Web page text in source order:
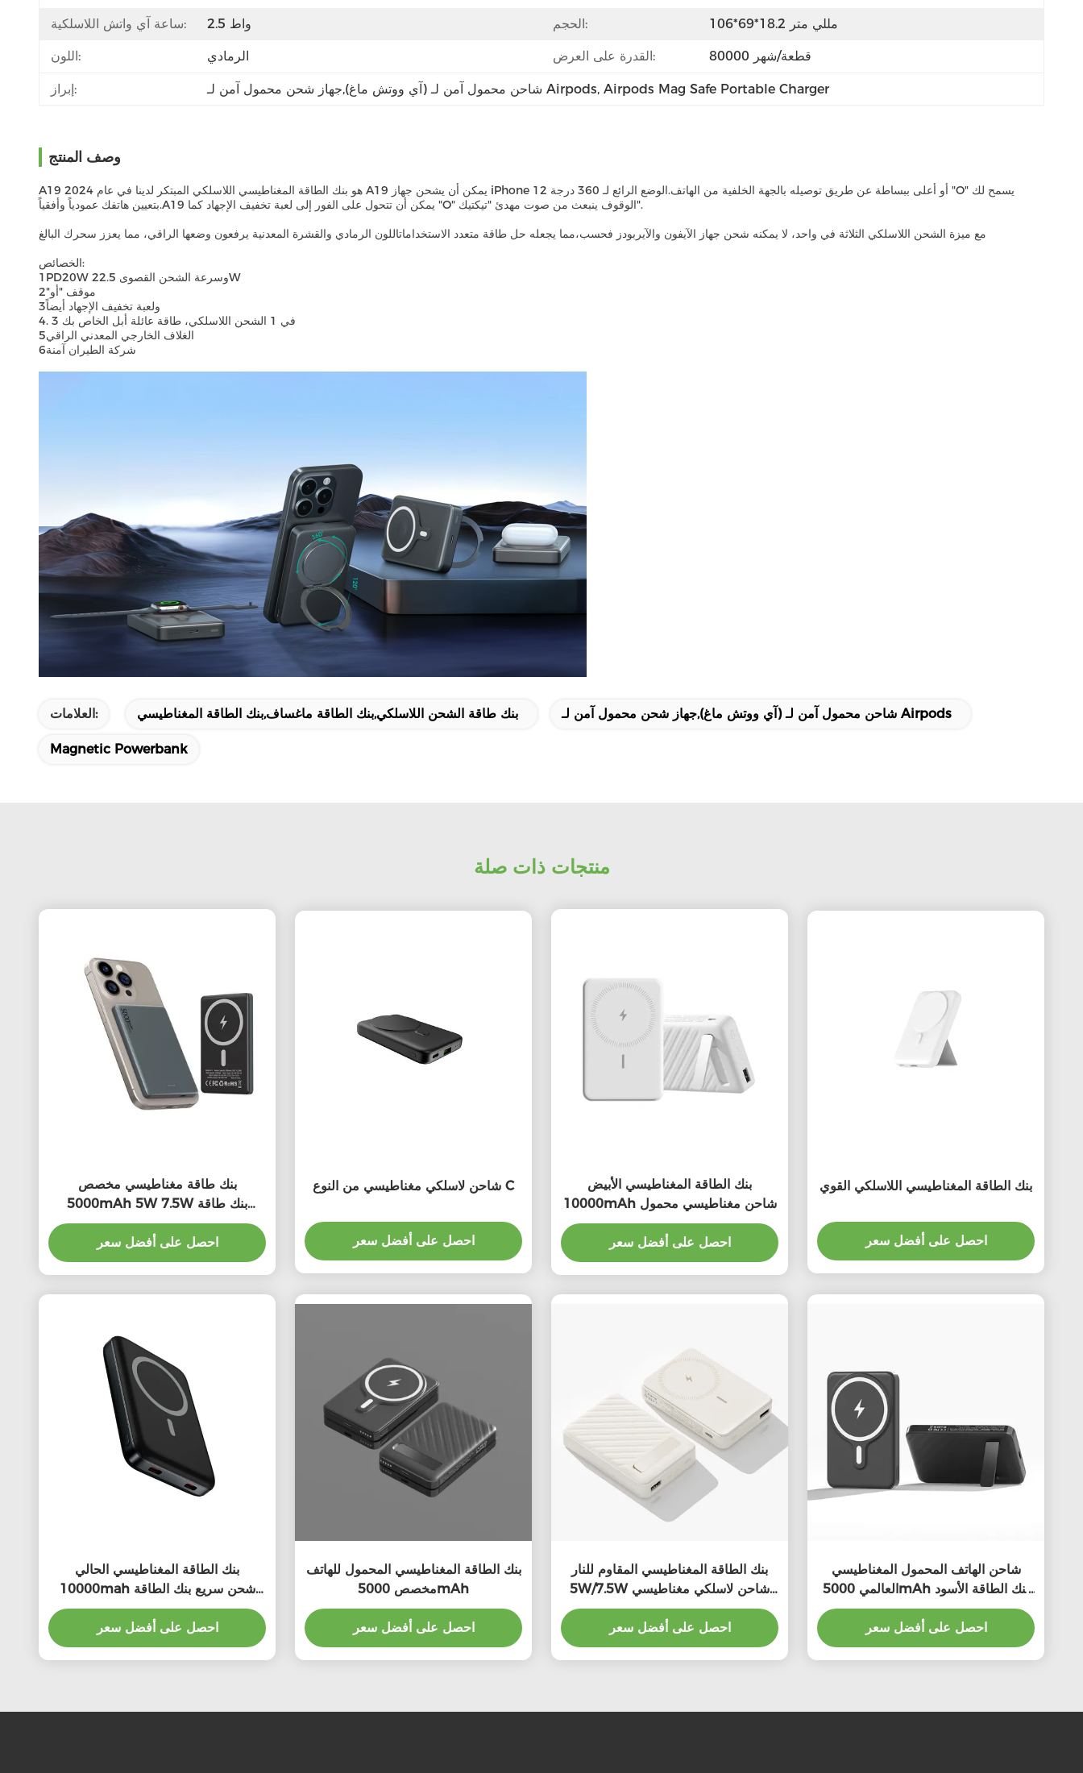
ساعة آي واتش اللاسلكية: 2.5 واط الحجم: 106*69*18.2 مللي متر
اللون: الرمادي القدرة على العرض: 80000 قطعة/شهر
إبراز: شاحن محمول آمن لـ (آي ووتش ماغ),جهاز شحن محمول آمن لـ Airpods, Airpods Mag Safe Portable Charger
وصف المنتج
A19 هو بنك الطاقة المغناطيسي اللاسلكي المبتكر لدينا في عام 2024 A19 يمكن أن يشحن جهاز iPhone 12 أو أعلى ببساطة عن طريق توصيله بالجهة الخلفية من الهاتف.الوضع الرائع لـ 360 درجة "O" يسمح لك
بتعيين هاتفك عمودياً وأفقياً.
A19 يمكن أن تتحول على الفور إلى لعبة تخفيف الإجهاد كما "O" الوقوف ينبعث من صوت مهدئ "تيكتيك".
مع ميزة الشحن اللاسلكي الثلاثة في واحد، لا يمكنه شحن جهاز الآيفون والآيربودز فحسب،مما يجعله حل طاقة متعدد الاستخداماتاللون الرمادي والقشرة المعدنية يرفعون وضعها الراقي، مما يعزز سحرك البالغ
الخصائص:
1PD20W وسرعة الشحن القصوى 22.5W
2"موقف "أو
3ولعبة تخفيف الإجهاد أيضاً
4. 3 في 1 الشحن اللاسلكي، طاقة عائلة أبل الخاص بك
5الغلاف الخارجي المعدني الراقي
6شركة الطيران آمنة
العلامات: بنك طاقة الشحن اللاسلكي,بنك الطاقة ماغساف,بنك الطاقة المغناطيسي شاحن محمول آمن لـ (آي ووتش ماغ),جهاز شحن محمول آمن لـ Airpods
Magnetic Powerbank
منتجات ذات صلة
بنك طاقة مغناطيسي مخصص
5000mAh 5W 7.5W بنك طاقة
لاسلكي محمول
احصل على أفضل سعر
شاحن لاسلكي مغناطيسي من النوع C
احصل على أفضل سعر
بنك الطاقة المغناطيسي الأبيض
10000mAh شاحن مغناطيسي محمول
احصل على أفضل سعر
بنك الطاقة المغناطيسي اللاسلكي القوي
احصل على أفضل سعر
بنك الطاقة المغناطيسي الحالي
10000mah شحن سريع بنك الطاقة
آمن
احصل على أفضل سعر
بنك الطاقة المغناطيسي المحمول للهاتف
مخصص 5000mAh
احصل على أفضل سعر
بنك الطاقة المغناطيسي المقاوم للنار
5W/7.5W شاحن لاسلكي مغناطيسي
محمول
احصل على أفضل سعر
شاحن الهاتف المحمول المغناطيسي
العالمي 5000mAh بنك الطاقة الأسود
القابل للطي
احصل على أفضل سعر